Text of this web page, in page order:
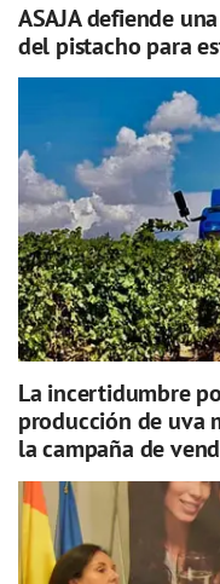
ASAJA defiende
del pistacho para
La incertidumbre
producción de uva
la campaña de